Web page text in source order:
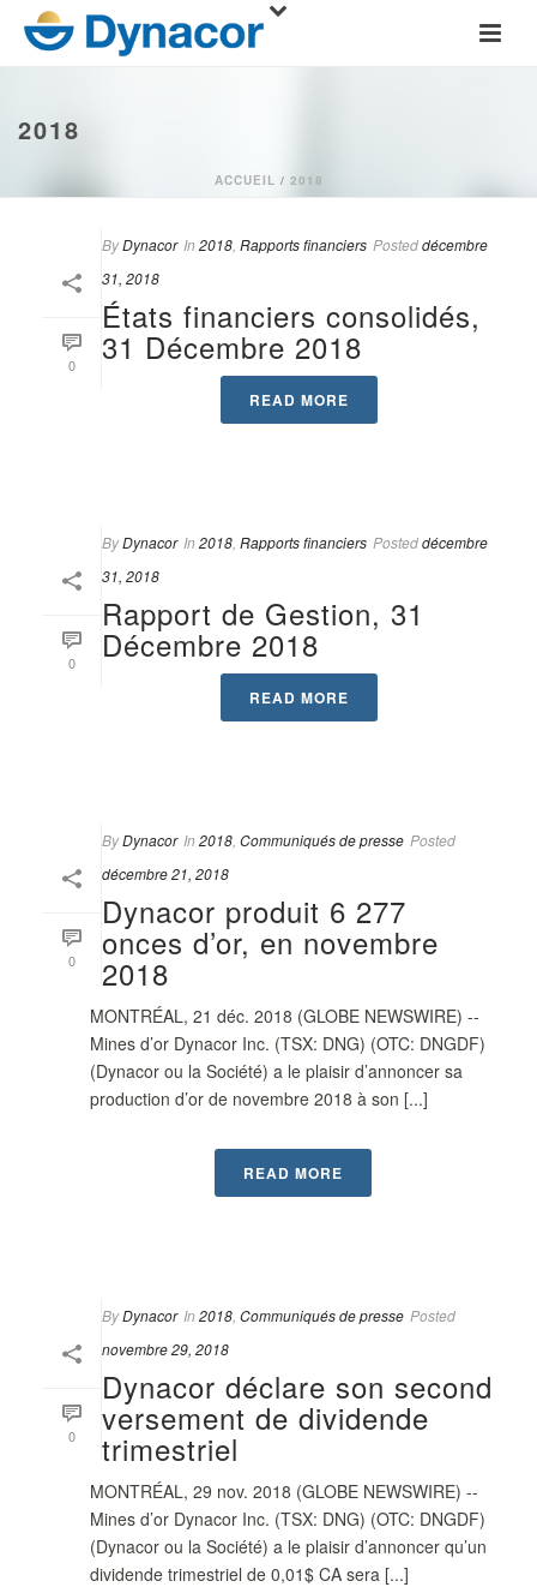
2018
ACCUEIL / 2018
0
ByDynacor In 2018 Rapports financiers Posteddécembre
31, 2018
États financiers consolidés,
31 Décembre 2018
READ MORE
0
ByDynacor In 2018 Rapports financiers Posteddécembre
31, 2018
Rapport de Gestion, 31
Décembre 2018
READ MORE
0
ByDynacor In 2018 Communiqués de presse Posted
décembre 21, 2018
Dynacor produit 6 277
onces d’or, en novembre
2018
MONTRÉAL, 21 déc. 2018 (GLOBE NEWSWIRE) --
Mines d’or Dynacor Inc. (TSX: DNG) (OTC: DNGDF)
(Dynacor ou la Société) a le plaisir d’annoncer sa
production d’or de novembre 2018 à son [...]
READ MORE
0
ByDynacor In 2018 Communiqués de presse Posted
novembre 29, 2018
Dynacor déclare son second
versement de dividende
trimestriel
MONTRÉAL, 29 nov. 2018 (GLOBE NEWSWIRE) --
Mines d’or Dynacor Inc. (TSX: DNG) (OTC: DNGDF)
(Dynacor ou la Société) a le plaisir d’annoncer qu’un
dividende trimestriel de 0,01$ CA sera [...]